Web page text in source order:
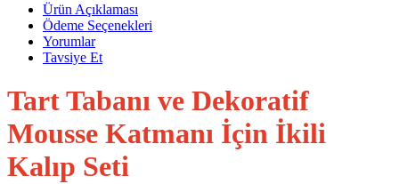
Ürün Açıklaması
Ödeme Seçenekleri
Yorumlar
Tavsiye Et
Tart Tabanı ve Dekoratif
Mousse Katmanı İçin İkili
Kalıp Seti